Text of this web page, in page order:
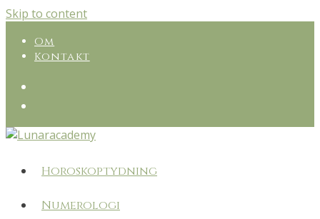
Skip to content
Om
Kontakt
Horoskoptydning
Numerologi